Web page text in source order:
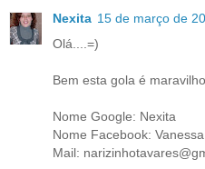
Nexita 15 de março de
Olá....=)
Bem esta gola é
Nome Google: Nexita
Nome Facebook:
Mail: